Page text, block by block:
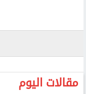
مقالات اليوم